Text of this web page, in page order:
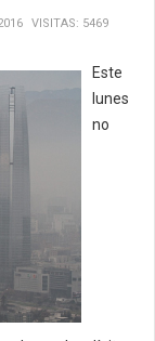
VISITAS: 5469
Este
lunes
no